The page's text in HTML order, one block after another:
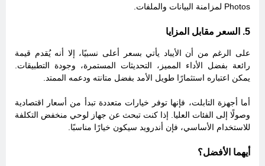
Photos لمزامنة البيانات والملفات.
5. السعر مقابل المزايا
على الرغم من أن الأيباد يأتي بسعر أعلى نسبيًا، إلا أنه يُقدم قيمة
رائعة بفضل الأداء المميز، التحديثات المستمرة، وجودة التطبيقات.
يمكن اعتباره استثمارًا طويل الأمد بفضل متانته ودعمه الممتد.
أما أجهزة التابلت، فإنها توفر خيارات متعددة تبدأ من أسعار اقتصادية
وصولًا إلى الفئات العليا. إذا كنت تبحث عن جهاز لوحي منخفض التكلفة
للاستخدام الأساسي، فإن أندرويد سيكون خيارًا مناسبًا.
أيهما الأفضل؟